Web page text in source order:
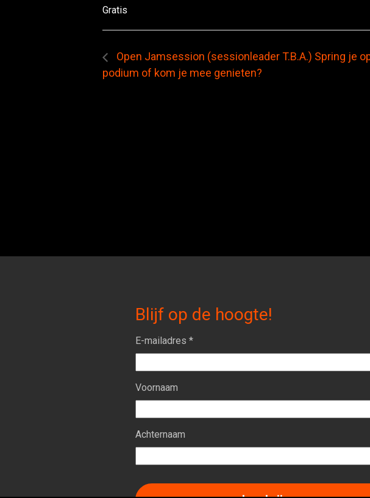
Gratis
Open Jamsession (sessionleader T.B.A.) Spring je
podium of kom je mee genieten?
Blijf op de hoogte!
E-mailadres *
Voornaam
Achternaam